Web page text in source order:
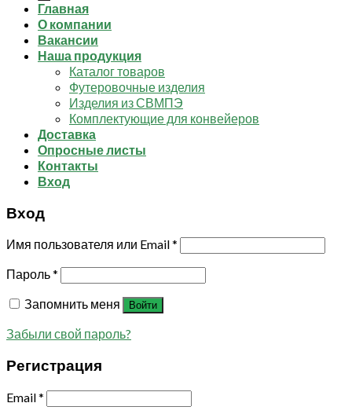
Главная
О компании
Вакансии
Наша продукция
Каталог товаров
Футеровочные изделия
Изделия из СВМПЭ
Комплектующие для конвейеров
Доставка
Опросные листы
Контакты
Вход
Вход
Имя пользователя или Email*
Пароль*
Запомнить меня
Войти
Забыли свой пароль?
Регистрация
Email*